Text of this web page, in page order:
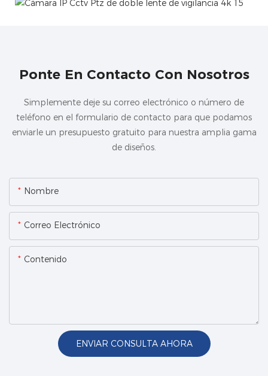
Ponte En Contacto Con Nosotros
Simplemente deje su correo electrónico o número de
teléfono en el formulario de contacto para que podamos
enviarle un presupuesto gratuito para nuestra amplia gama
de diseños.
Nombre
Correo Electrónico
Contenido
ENVIAR CONSULTA AHORA